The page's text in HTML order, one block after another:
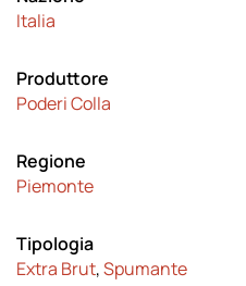
Italia
Produttore
Poderi Colla
Regione
Piemonte
Tipologia
Extra Brut,Spumante